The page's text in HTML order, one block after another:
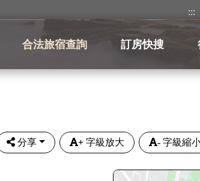
:::
合法旅宿查詢 訂房快搜
分享 + 字級放大 - 字級縮